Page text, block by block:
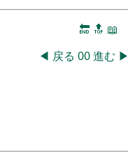
🔚 🔝 📖
◀ 戻る 00進む ▶